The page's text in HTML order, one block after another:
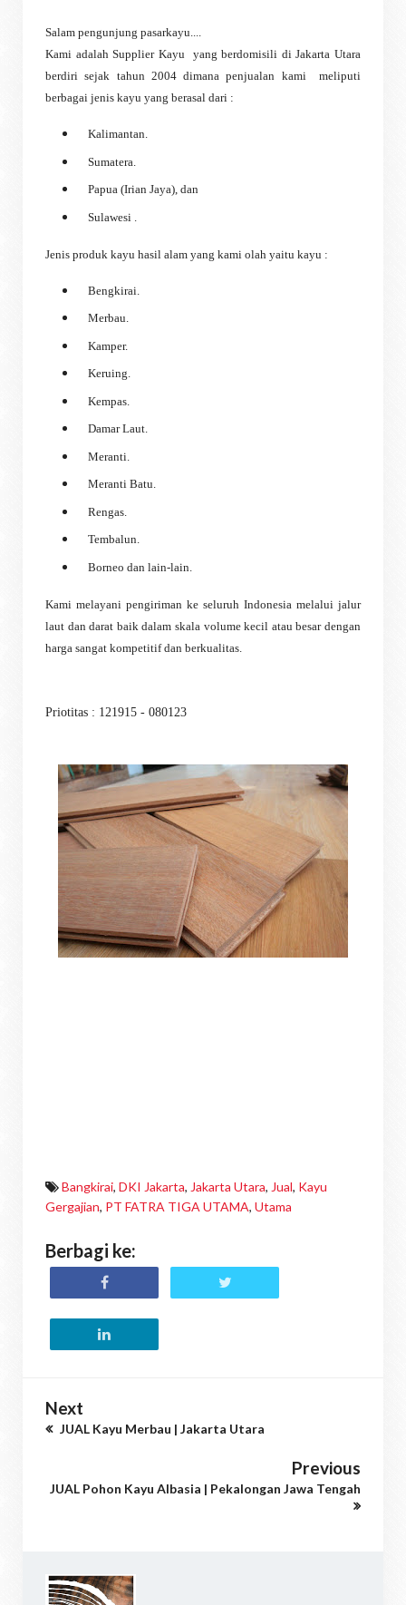
Salam pengunjung pasarkayu....
Kami adalah Supplier Kayu yang berdomisili di Jakarta Utara
berdiri sejak tahun 2004 dimana penjualan kami meliputi
berbagai jenis kayu yang berasal dari :
Kalimantan.
Sumatera.
Papua (Irian Jaya), dan
Sulawesi .
Jenis produk kayu hasil alam yang kami olah yaitu kayu :
Bengkirai.
Merbau.
Kamper.
Keruing.
Kempas.
Damar Laut.
Meranti.
Meranti Batu.
Rengas.
Tembalun.
Borneo dan lain-lain.
Kami melayani pengiriman ke seluruh Indonesia melalui jalur
laut dan darat baik dalam skala volume kecil atau besar dengan
harga sangat kompetitif dan berkualitas.
Priotitas : 121915 - 080123
Bangkirai, DKI Jakarta, Jakarta Utara, Jual, Kayu
Gergajian, PT FATRA TIGA UTAMA, Utama
Berbagi ke:
Next
JUAL Kayu Merbau | Jakarta Utara
Previous
JUAL Pohon Kayu Albasia | Pekalongan Jawa Tengah